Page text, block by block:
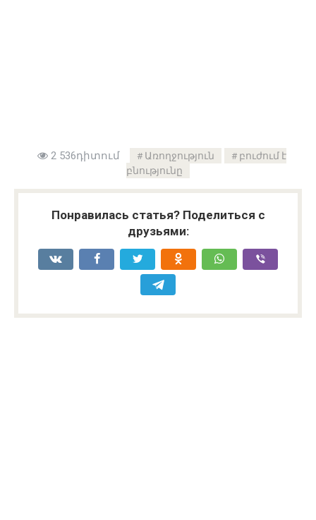
2 536դիտում Առողջություն
բուժում է
բնությունը
Понравилась статья? Поделиться с
друзьями: